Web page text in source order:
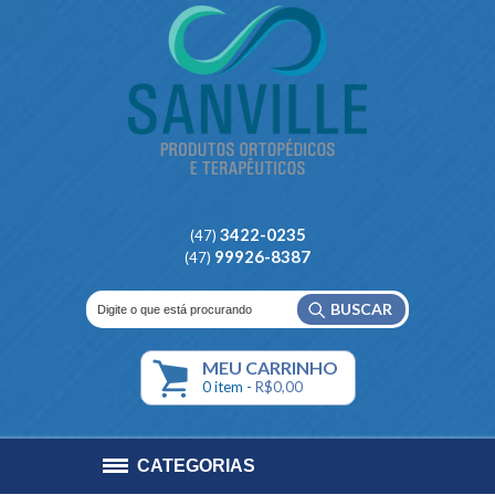
(47) 3422-0235
(47) 99926-8387
BUSCAR
MEU CARRINHO
0item - R$0,00
CATEGORIAS